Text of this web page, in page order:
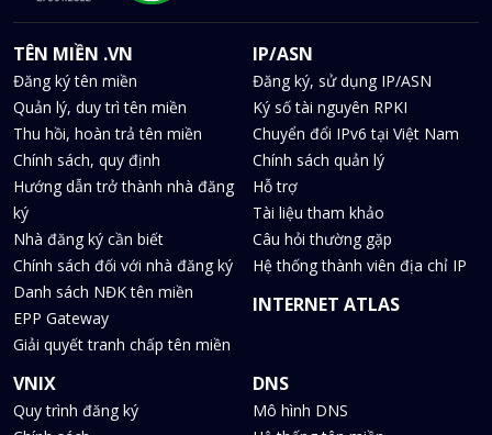
TÊN MIỀN .VN
Đăng ký tên miền
Quản lý, duy trì tên miền
Thu hồi, hoàn trả tên miền
Chính sách, quy định
Hướng dẫn trở thành nhà đăng
ký
Nhà đăng ký cần biết
Chính sách đối với nhà đăng ký
Danh sách NĐK tên miền
EPP Gateway
Giải quyết tranh chấp tên miền
IP/ASN
Đăng ký, sử dụng IP/ASN
Ký số tài nguyên RPKI
Chuyển đổi IPv6 tại Việt Nam
Chính sách quản lý
Hỗ trợ
Tài liệu tham khảo
Câu hỏi thường gặp
Hệ thống thành viên địa chỉ IP
INTERNET ATLAS
VNIX
Quy trình đăng ký
DNS
Mô hình DNS